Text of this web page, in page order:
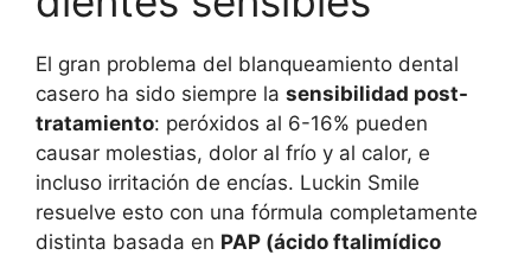
El gran problema del blanqueamiento dental
casero ha sido siempre la sensibilidad post-
tratamiento: peróxidos al 6-16% pueden
causar molestias, dolor al frío y al calor, e
incluso irritación de encías. Luckin Smile
resuelve esto con una fórmula completamente
distinta basada en PAP (ácido ftalimídico